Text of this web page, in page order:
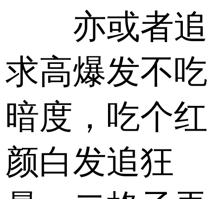
亦或者追
求高爆发不吃
暗度，吃个红
颜白发追狂